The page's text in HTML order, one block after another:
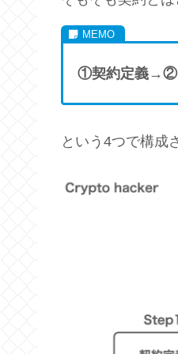
①契約定義→②
という4つで構成